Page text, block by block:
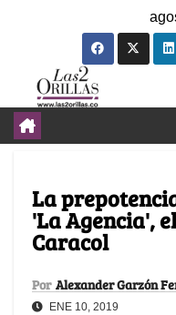
La
'La Agencia',
Caracol
Por Alexander Garzón
ENE 10, 2019